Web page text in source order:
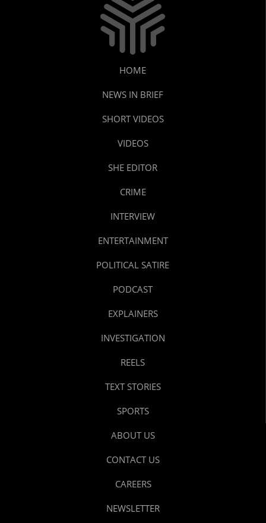
HOME
NEWS IN BRIEF
SHORT VIDEOS
VIDEOS
SHE EDITOR
CRIME
INTERVIEW
ENTERTAINMENT
POLITICAL SATIRE
PODCAST
EXPLAINERS
INVESTIGATION
REELS
TEXT STORIES
SPORTS
ABOUT US
CONTACT US
CAREERS
NEWSLETTER